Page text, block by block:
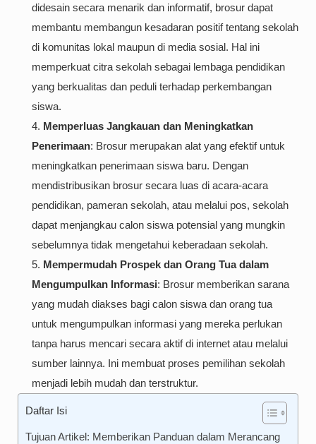
didesain secara menarik dan informatif, brosur dapat
membantu membangun kesadaran positif tentang sekolah
di komunitas lokal maupun di media sosial. Hal ini
memperkuat citra sekolah sebagai lembaga pendidikan
yang berkualitas dan peduli terhadap perkembangan
siswa.
Memperluas Jangkauan dan Meningkatkan
Penerimaan: Brosur merupakan alat yang efektif untuk
meningkatkan penerimaan siswa baru. Dengan
mendistribusikan brosur secara luas di acara-acara
pendidikan, pameran sekolah, atau melalui pos, sekolah
dapat menjangkau calon siswa potensial yang mungkin
sebelumnya tidak mengetahui keberadaan sekolah.
Mempermudah Prospek dan Orang Tua dalam
Mengumpulkan Informasi: Brosur memberikan sarana
yang mudah diakses bagi calon siswa dan orang tua
untuk mengumpulkan informasi yang mereka perlukan
tanpa harus mencari secara aktif di internet atau melalui
sumber lainnya. Ini membuat proses pemilihan sekolah
menjadi lebih mudah dan terstruktur.
Daftar Isi
Tujuan Artikel: Memberikan Panduan dalam Merancang